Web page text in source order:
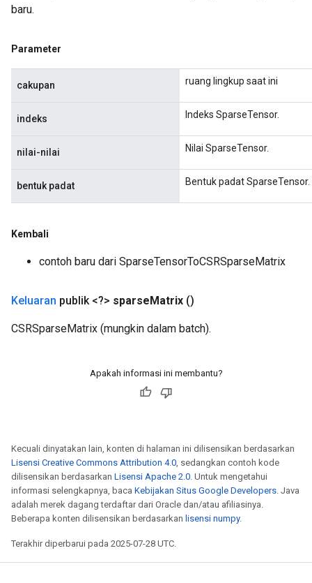
baru.
Parameter
cakupan ruang lingkup saat ini
indeks Indeks SparseTensor.
nilai-nilai Nilai SparseTensor.
bentuk padat Bentuk padat SparseTensor.
Kembali
contoh baru dari SparseTensorToCSRSparseMatrix
Keluaran publik <?> sparseMatrix ()
CSRSparseMatrix (mungkin dalam batch).
Apakah informasi ini membantu?
Kecuali dinyatakan lain, konten di halaman ini dilisensikan berdasarkan
Lisensi Creative Commons Attribution 4.0, sedangkan contoh kode
dilisensikan berdasarkan Lisensi Apache 2.0. Untuk mengetahui
informasi selengkapnya, baca Kebijakan Situs Google Developers. Java
adalah merek dagang terdaftar dari Oracle dan/atau afiliasinya.
Beberapa konten dilisensikan berdasarkan lisensi numpy.
Terakhir diperbarui pada 2025-07-28 UTC.